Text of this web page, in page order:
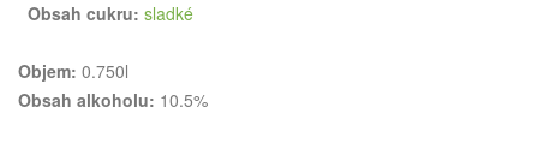
Obsah cukru: sladké
Objem: 0.750l
Obsah alkoholu: 10.5%